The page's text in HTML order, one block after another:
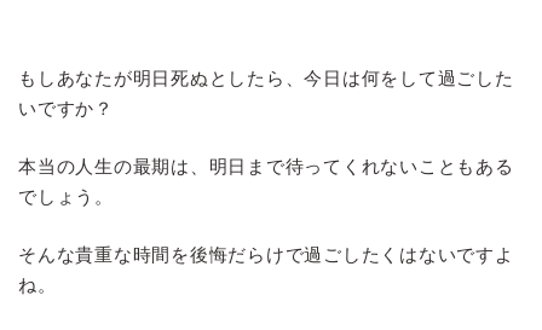
もしあなたが明日死ぬとしたら、今日は何をして過ごした
いですか？
本当の人生の最期は、明日まで待ってくれないこともある
でしょう。
そんな貴重な時間を後悔だらけで過ごしたくはないですよ
ね。